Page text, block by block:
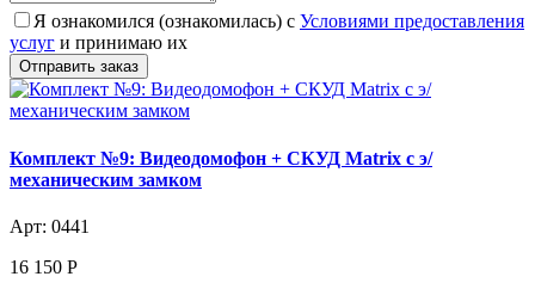
Я ознакомился (ознакомилась) с Условиями предоставления
услуг и принимаю их
Комплект №9: Видеодомофон + СКУД Matrix с э/
механическим замком
Арт: 0441
16 150 Р